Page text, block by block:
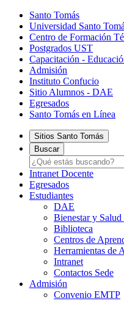
Santo Tomás
Universidad Santo
Centro de Formación
Postgrados UST
Capacitación -
Admisión
Instituto Confucio
Sitio Alumnos - DAE
Egresados
Santo Tomás en Línea
Sitios Santo Tomás
Buscar
Intranet Docente
Egresados
Estudiantes
DAE
Bienestar y Salud
Biblioteca
Centros de
Herramientas de
Intranet
Contactos Sede
Admisión
Convenio EMTP